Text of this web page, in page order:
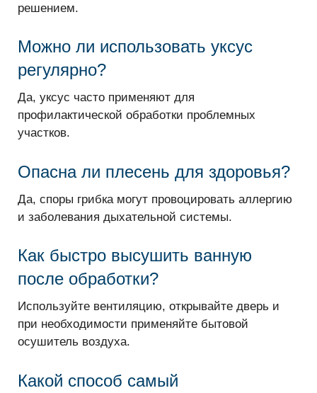
решением.
Можно ли использовать уксус
регулярно?
Да, уксус часто применяют для
профилактической обработки проблемных
участков.
Опасна ли плесень для здоровья?
Да, споры грибка могут провоцировать аллергию
и заболевания дыхательной системы.
Как быстро высушить ванную
после обработки?
Используйте вентиляцию, открывайте дверь и
при необходимости применяйте бытовой
осушитель воздуха.
Какой способ самый